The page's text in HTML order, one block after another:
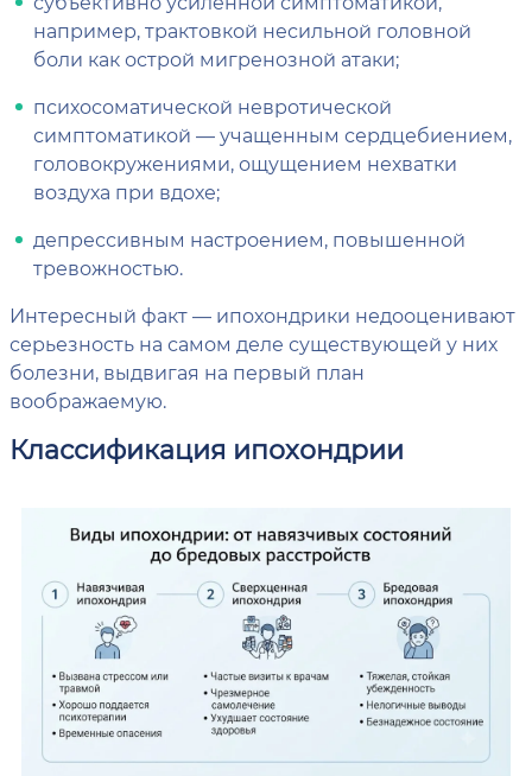
например, трактовкой несильной головной
боли как острой мигренозной атаки;
психосоматической невротической
симптоматикой — учащенным сердцебиением,
головокружениями, ощущением нехватки
воздуха при вдохе;
депрессивным настроением, повышенной
тревожностью.
Интересный факт — ипохондрики недооценивают
серьезность на самом деле существующей у них
болезни, выдвигая на первый план
воображаемую.
Классификация ипохондрии